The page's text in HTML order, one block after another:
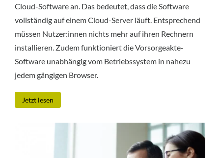
Cloud-Software an. Das bedeutet, dass die Software
vollständig auf einem Cloud-Server läuft. Entsprechend
müssen Nutzer:innen nichts mehr auf ihren Rechnern
installieren. Zudem funktioniert die Vorsorgeakte-
Software unabhängig vom Betriebssystem in nahezu
jedem gängigen Browser.
Jetzt lesen